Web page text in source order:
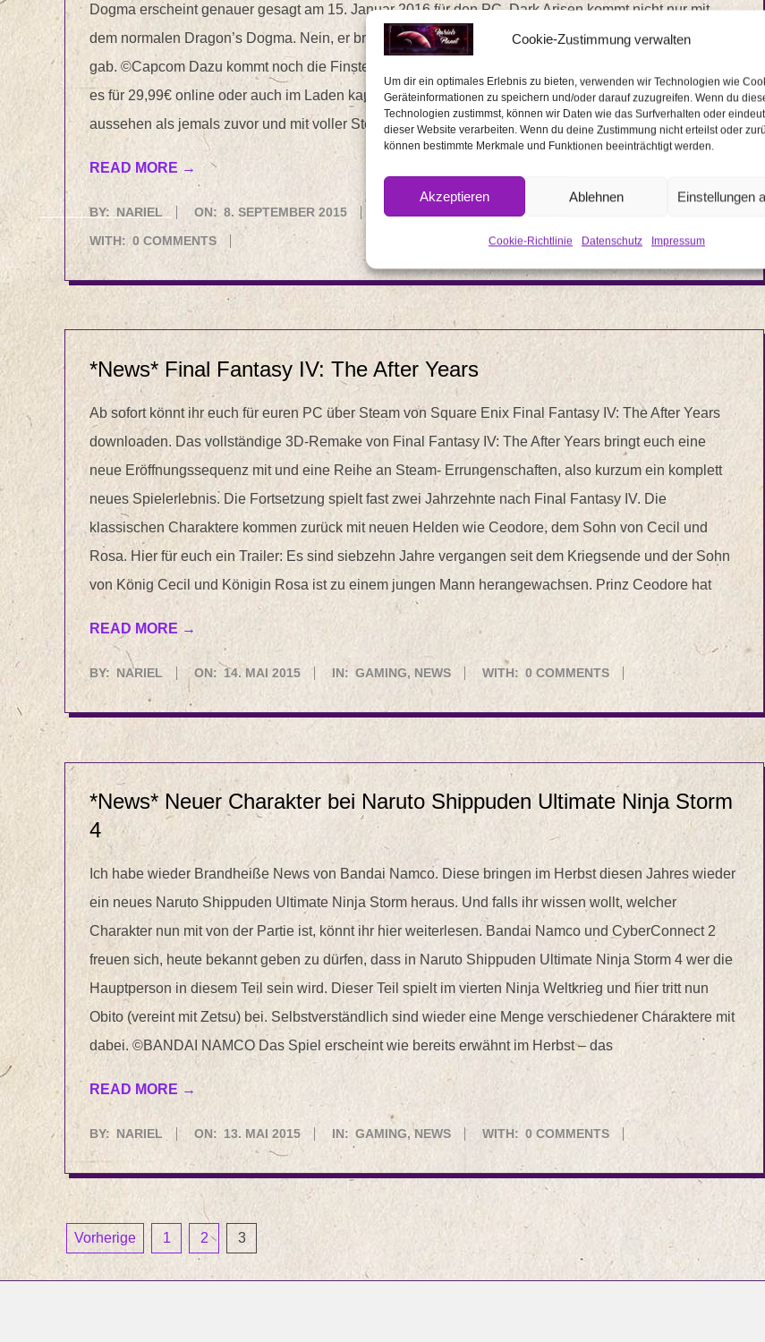
Cookie-Zustimmung verwalten
Um dir ein optimales Erlebnis zu bieten, verwenden wir Technologien wie
Geräteinformationen zu speichern und/oder darauf zuzugreifen. Wenn du
Technologien zustimmst, können wir Daten wie das Surfverhalten oder
dieser Website verarbeiten. Wenn du deine Zustimmung nicht erteilst oder
können bestimmte Merkmale und Funktionen beeinträchtigt werden.
Akzeptieren Ablehnen Einstellungen
Cookie-Richtlinie Datenschutz Impressum
Dogma erscheint genauer gesagt am 15. Januar 2016 für den PC. Dark Arisen kommt nicht nur mit
dem normalen Dragon’s Dogma. Nein, er bringt sogar noch alle Erweiterungen mit, die es bist jetzt
gab. ©Capcom Dazu kommt noch die Finstergram-Insel, High-Level-Waffen und Rüstungen. Ihr werdet
es für 29,99€ online oder auch im Laden kaufen können. Es wird dank den Hires Texturen besser
aussehen als jemals zuvor und mit voller Steam Unterstützung auch
READ MORE →
2015-
09-
08
BY: NARIEL ON: 8. SEPTEMBER 2015 IN: NEUHEITEN
WITH: 0 COMMENTS
*News* Final Fantasy IV: The After Years
Ab sofort könnt ihr euch für euren PC über Steam von Square Enix Final Fantasy IV: The After Years
downloaden. Das vollständige 3D-Remake von Final Fantasy IV: The After Years bringt euch eine
neue Eröffnungssequenz mit und eine Reihe an Steam- Errungenschaften, also kurzum ein komplett
neues Spielerlebnis. Die Fortsetzung spielt fast zwei Jahrzehnte nach Final Fantasy IV. Die
klassischen Charaktere kommen zurück mit neuen Helden wie Ceodore, dem Sohn von Cecil und
Rosa. Hier für euch ein Trailer: Es sind siebzehn Jahre vergangen seit dem Kriegsende und der Sohn
von König Cecil und Königin Rosa ist zu einem jungen Mann herangewachsen. Prinz Ceodore hat
READ MORE →
2015-
BY: NARIEL ON: 14. MAI 2015 IN: GAMING, NEWS WITH: 0 COMMENTS
*News* Neuer Charakter bei Naruto Shippuden Ultimate Ninja Storm
4
Ich habe wieder Brandheiße News von Bandai Namco. Diese bringen im Herbst diesen Jahres wieder
ein neues Naruto Shippuden Ultimate Ninja Storm heraus. Und falls ihr wissen wollt, welcher
Charakter nun mit von der Partie ist, könnt ihr hier weiterlesen. Bandai Namco und CyberConnect 2
freuen sich, heute bekannt geben zu dürfen, dass in Naruto Shippuden Ultimate Ninja Storm 4 wer die
Hauptperson in diesem Teil sein wird. Dieser Teil spielt im vierten Ninja Weltkrieg und hier tritt nun
Obito (vereint mit Zetsu) bei. Selbstverständlich sind wieder eine Menge verschiedener Charaktere mit
dabei. ©BANDAI NAMCO Das Spiel erscheint wie bereits erwähnt im Herbst – das
READ MORE →
2015-
05-
BY: NARIEL ON: 13. MAI 2015 IN: GAMING,NEWS WITH: 0 COMMENTS
Seitennummerierung
der
Vorherige 1 2 3